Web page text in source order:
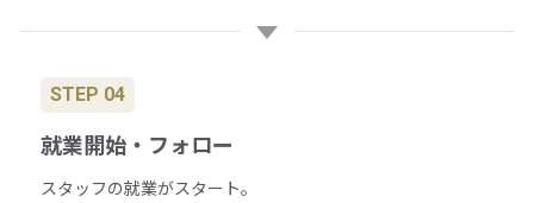
STEP 04
就業開始・フォロー
スタッフの就業がスタート。